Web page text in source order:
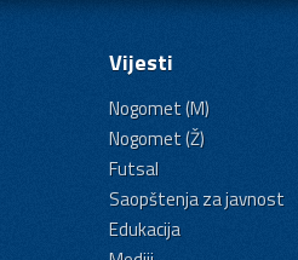
Vijesti
Nogomet (M)
Nogomet (Ž)
Futsal
Saopštenja za javnost
Edukacija